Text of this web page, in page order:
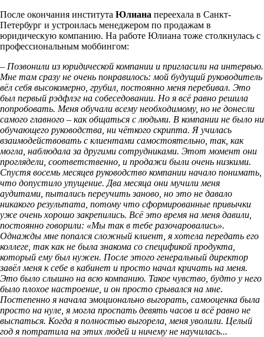
После окончания института Юлиана переехала в Санкт-
Петербург и устроилась менеджером по продажам в
юридическую компанию. На работе Юлиана тоже столкнулась с
профессиональным моббингом:
– Позвонили из юридической компании и пригласили на интервью.
Мне там сразу не очень понравилось: мой будущий руководитель
вёл себя высокомерно, грубил, постоянно меня перебивал. Это
был первый рэдфлэг на собеседовании. Но я всё равно решила
попробовать. Меня обучали всему необходимому, но не донесли
самого главного – как общаться с людьми. В компании не было ни
обучающего руководства, ни чёткого скрипта. Я училась
взаимодействовать с клиентами самостоятельно, так, как
могла, наблюдала за другими сотрудниками. Этот момент они
проглядели, соответственно, и продажи были очень низкими.
Спустя восемь месяцев руководство компании начало понимать,
что допустило упущение. Два месяца они мучили меня
аудитами, пытались переучить заново, но это не давало
никакого результата, потому что сформированные привычки
уже очень хорошо закрепились. Всё это время на меня давили,
постоянно говорили: «Мы так в тебе разочаровались».
Однажды мне попался сложный клиент, я хотела передать его
коллеге, так как не была знакома со спецификой продукта,
который ему был нужен. После этого генеральный директор
завёл меня к себе в кабинет и просто начал кричать на меня.
Это было слышно на всю компанию. Такое чувство, будто у него
было плохое настроение, и он просто срывался на мне.
Постепенно я начала эмоционально выгорать, самооценка была
просто на нуле, я могла проспать девять часов и всё равно не
выспаться. Когда я полностью выгорела, меня уволили. Целый
год я потратила на этих людей и ничему не научилась...